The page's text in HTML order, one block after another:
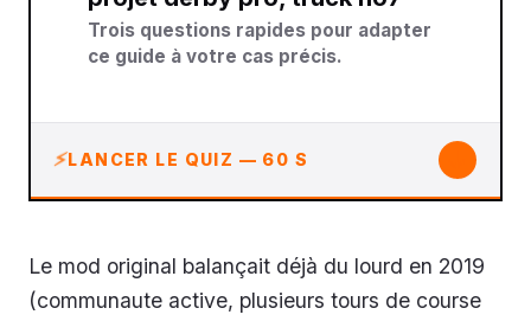
Trois questions rapides pour adapter
ce guide à votre cas précis.
LANCER LE QUIZ — 60 S
Le mod original balançait déjà du lourd en 2019
(communaute active, plusieurs tours de course